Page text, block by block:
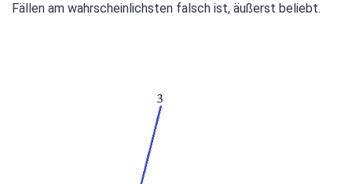
Fällen am wahrscheinlichsten falsch ist, äußerst beliebt.